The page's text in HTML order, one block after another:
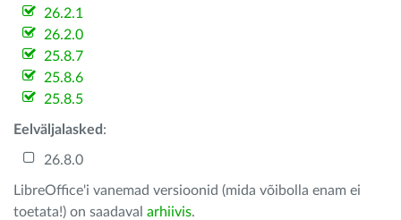
26.2.1
26.2.0
25.8.7
25.8.6
25.8.5
Eelväljalasked :
26.8.0
LibreOffice'i vanemad versioonid (mida võibolla enam ei
toetata!) on saadaval arhiivis.